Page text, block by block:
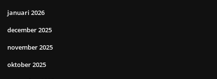
januari 2026
december 2025
november 2025
oktober 2025